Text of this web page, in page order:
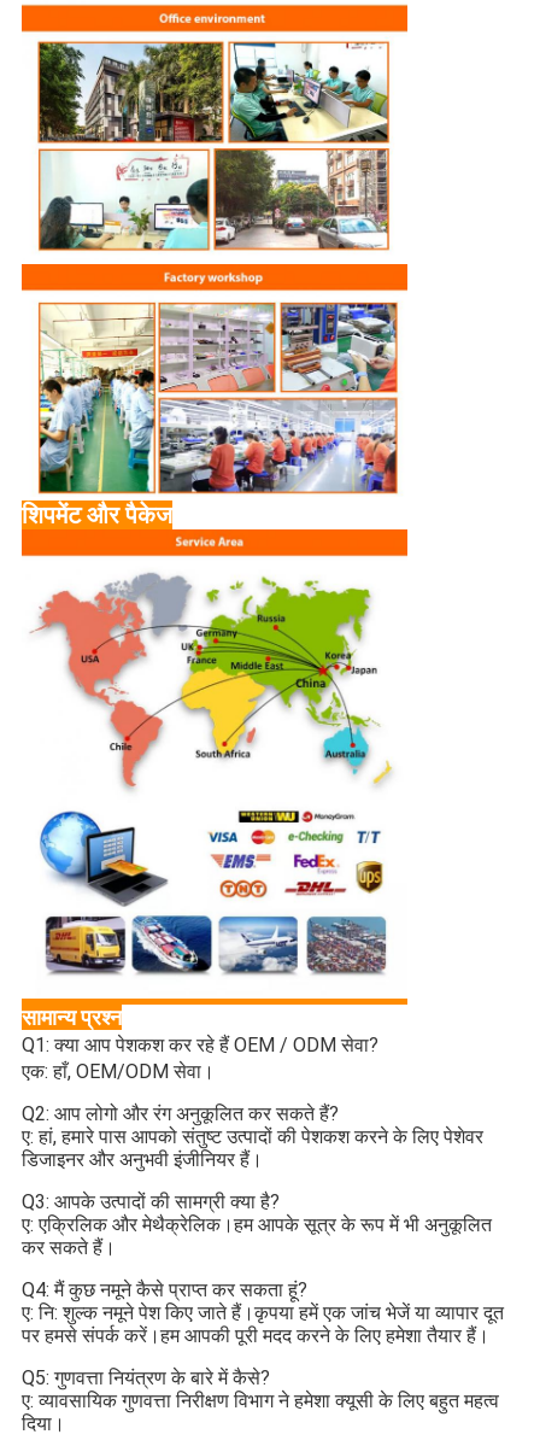
शिपमेंट और पैकेज
सामान्य प्रश्न
Q1: क्या आप पेशकश कर रहे हैं OEM / ODM सेवा?
एक: हाँ, OEM/ODM सेवा।
Q2: आप लोगो और रंग अनुकूलित कर सकते हैं?
ए: हां, हमारे पास आपको संतुष्ट उत्पादों की पेशकश करने के लिए पेशेवर
डिजाइनर और अनुभवी इंजीनियर हैं।
Q3: आपके उत्पादों की सामग्री क्या है?
ए: एक्रिलिक और मेथैक्रेलिक।हम आपके सूत्र के रूप में भी अनुकूलित
कर सकते हैं।
Q4: मैं कुछ नमूने कैसे प्राप्त कर सकता हूं?
ए: नि: शुल्क नमूने पेश किए जाते हैं।कृपया हमें एक जांच भेजें या व्यापार दूत
पर हमसे संपर्क करें।हम आपकी पूरी मदद करने के लिए हमेशा तैयार हैं।
Q5: गुणवत्ता नियंत्रण के बारे में कैसे?
ए: व्यावसायिक गुणवत्ता निरीक्षण विभाग ने हमेशा क्यूसी के लिए बहुत महत्व
दिया।